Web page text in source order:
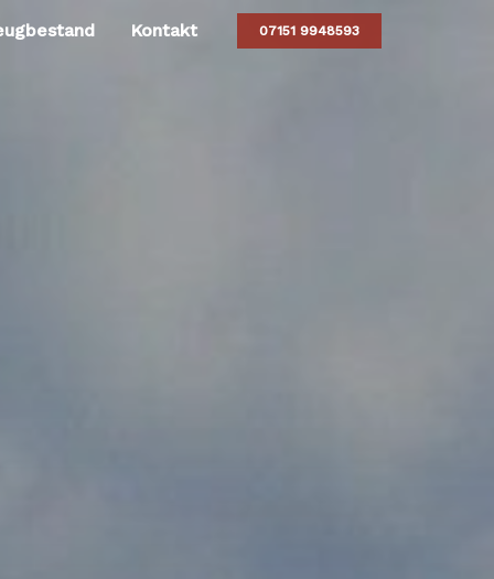
Kontakt 07151 9948593